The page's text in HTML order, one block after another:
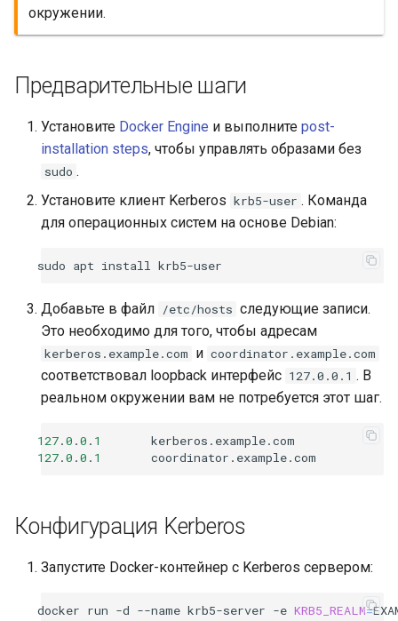
окружении.
Предварительные шаги
Установите Docker Engine и выполните post-
installation steps, чтобы управлять образами без
sudo .
Установите клиент Kerberos krb5-user . Команда
для операционных систем на основе Debian:
sudo apt install
Добавьте в файл /etc/hosts следующие записи.
Это необходимо для того, чтобы адресам
kerberos.example.com и coordinator.example.com
соответствовал loopback интерфейс 127.0.0.1 . В
реальном окружении вам не потребуется этот шаг.
127.0 .0 . 1 kerberos . example.com
127.0 .0 . 1 coordinator . example.com
Конфигурация Kerberos
Запустите Docker-контейнер с Kerberos сервером:
docker run -d --name krb5-server -e KRB5_REALM=